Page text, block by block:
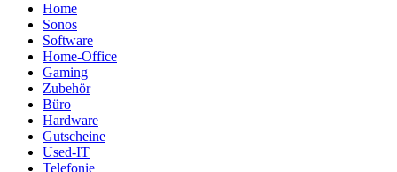
Home
Sonos
Software
Home-Office
Gaming
Zubehör
Büro
Hardware
Gutscheine
Used-IT
Telefonie